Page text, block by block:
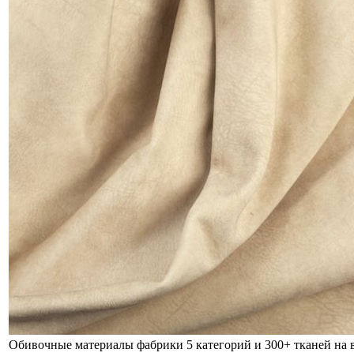
Обивочные материалы фабрики 5 категорий и 300+ тканей на